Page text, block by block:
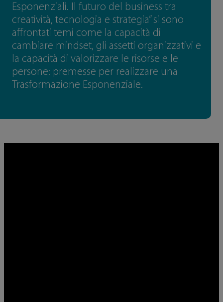
Esponenziali. Il futuro del business tra
creatività, tecnologia e strategia” si sono
affrontati temi come la capacità di
cambiare mindset, gli assetti organizzativi e
la capacità di valorizzare le risorse e le
persone: premesse per realizzare una
Trasformazione Esponenziale.